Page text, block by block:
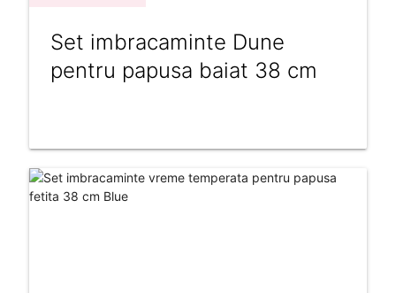
Set imbracaminte Dune
pentru papusa baiat 38 cm